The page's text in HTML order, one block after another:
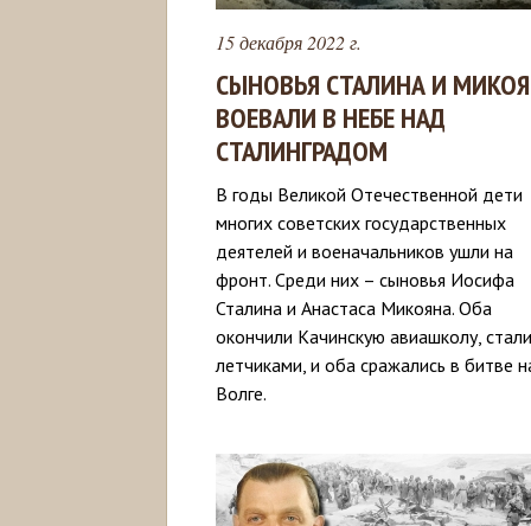
15 декабря 2022 г.
СЫНОВЬЯ СТАЛИНА И
ВОЕВАЛИ В НЕБЕ НАД
СТАЛИНГРАДОМ
В годы Великой Отечественной дети
многих советских государственных
деятелей и военачальников ушли на
фронт. Среди них – сыновья Иосифа
Сталина и Анастаса Микояна. Оба
окончили Качинскую авиашколу, стали
летчиками, и оба сражались в битве
Волге.